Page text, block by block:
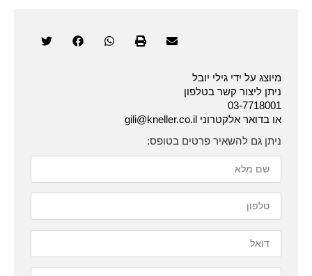
מיוצג על ידי גילי יובל
ניתן ליצור קשר בטלפון
03-7718001
או בדואר אלקטרוני gili@kneller.co.il
ניתן גם להשאיר פרטים בטופס: